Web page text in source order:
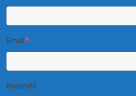
Email *
Nachricht